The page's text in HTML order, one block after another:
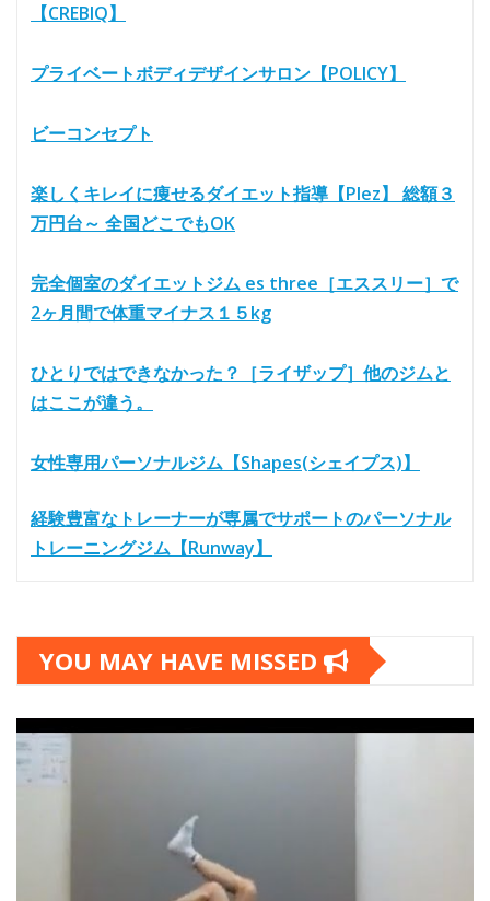
【CREBIQ】
プライベートボディデザインサロン【POLICY】
ビーコンセプト
楽しくキレイに痩せるダイエット指導【Plez】 総額３
万円台～ 全国どこでもOK
完全個室のダイエットジム es three［エススリー］で
2ヶ月間で体重マイナス１５kg
ひとりではできなかった？［ライザップ］他のジムと
はここが違う。
女性専用パーソナルジム【Shapes(シェイプス)】
経験豊富なトレーナーが専属でサポートのパーソナル
トレーニングジム【Runway】
YOU MAY HAVE MISSED